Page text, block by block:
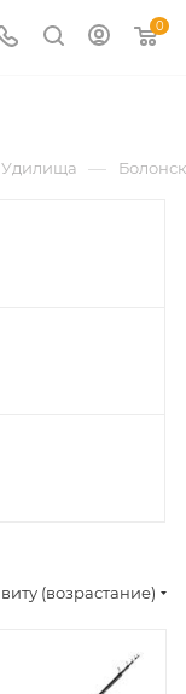
0
Удилища —
(возрастание)